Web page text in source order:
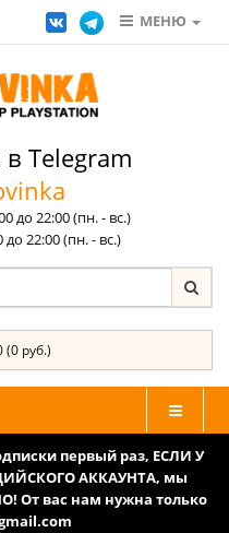
МЕНЮ
Telegram
до 22:00 (пн. - вс.)
22:00 (пн. - вс.)
(0 руб.)
первый раз, ЕСЛИ У
АККАУНТА, мы
От вас нам нужна только